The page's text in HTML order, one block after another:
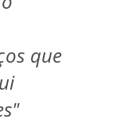
que